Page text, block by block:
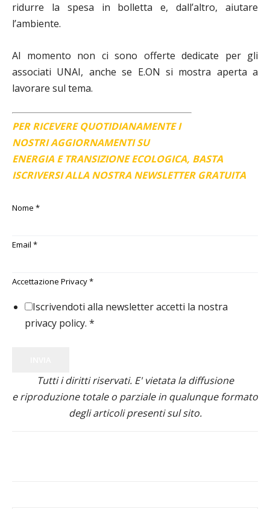
ridurre la spesa in bolletta e, dall’altro, aiutare
l’ambiente.
Al momento non ci sono offerte dedicate per gli
associati UNAI, anche se E.ON si mostra aperta a
lavorare sul tema.
PER RICEVERE QUOTIDIANAMENTE I
NOSTRI AGGIORNAMENTI SU
ENERGIA E TRANSIZIONE ECOLOGICA, BASTA
ISCRIVERSI ALLA NOSTRA NEWSLETTER GRATUITA
Nome *
Email *
Accettazione Privacy*
Iscrivendoti alla newsletter accetti la nostra
privacy policy. *
Tutti i diritti riservati. E' vietata la diffusione
e riproduzione totale o parziale in qualunque formato
degli articoli presenti sul sito.